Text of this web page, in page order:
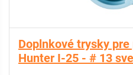
Doplnkové trysky
Hunter I-25 - # 13